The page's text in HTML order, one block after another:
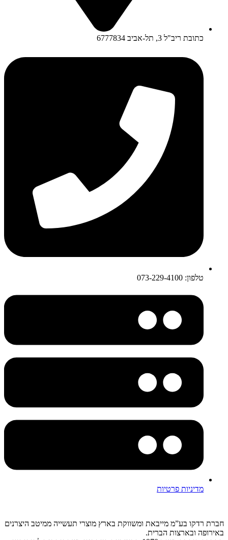
כתובת ריב"ל 3, תל-אביב 6777834
טלפון: 073-229-4100
מדיניות פרטיות
חברת רדקו בע”מ מייבאת ומשווקת בארץ מוצרי תעשייה ממיטב היצרנים
באירופה ובארצות הברית.